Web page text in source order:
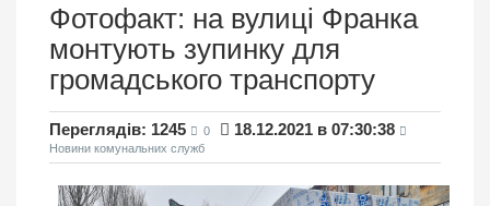
Фотофакт: на вулиці Франка
монтують зупинку для
громадського транспорту
Переглядів: 1245 0 18.12.2021 в 07:30:38
Новини комунальних служб